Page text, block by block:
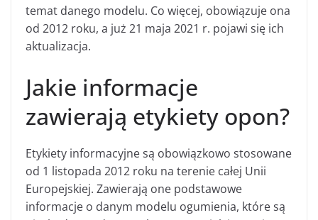
temat danego modelu. Co więcej, obowiązuje ona
od 2012 roku, a już 21 maja 2021 r. pojawi się ich
aktualizacja.
Jakie informacje
zawierają etykiety opon?
Etykiety informacyjne są obowiązkowo stosowane
od 1 listopada 2012 roku na terenie całej Unii
Europejskiej. Zawierają one podstawowe
informacje o danym modelu ogumienia, które są